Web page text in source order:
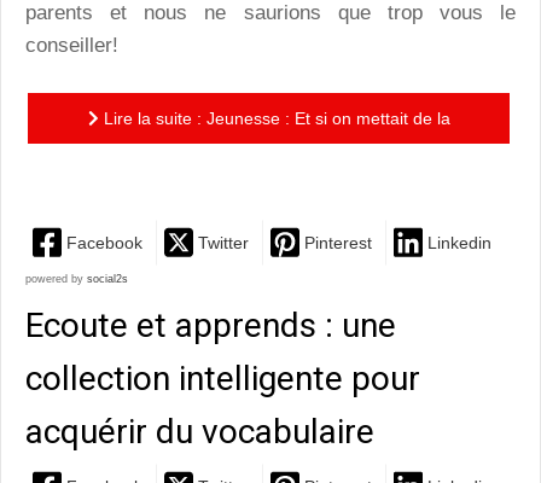
parents et nous ne saurions que trop vous le
conseiller!
Lire la suite : Jeunesse : Et si on mettait de la
Facebook Twitter Pinterest Linkedin
powered by social2s
Ecoute et apprends : une
collection intelligente pour
acquérir du vocabulaire